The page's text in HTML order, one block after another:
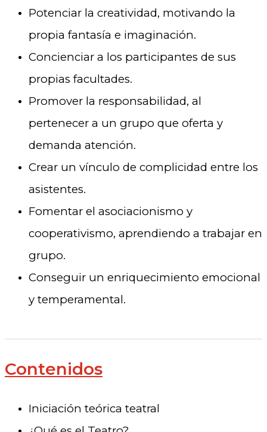
Potenciar la creatividad, motivando la
propia fantasía e imaginación.
Concienciar a los participantes de sus
propias facultades.
Promover la responsabilidad, al
pertenecer a un grupo que oferta y
demanda atención.
Crear un vínculo de complicidad entre los
asistentes.
Fomentar el asociacionismo y
cooperativismo, aprendiendo a trabajar en
grupo.
Conseguir un enriquecimiento emocional
y temperamental.
Contenidos
Iniciación teórica teatral